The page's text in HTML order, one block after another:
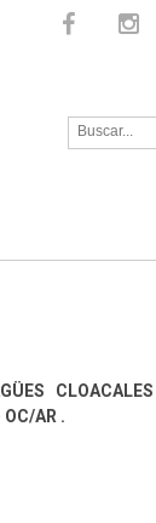
AR .